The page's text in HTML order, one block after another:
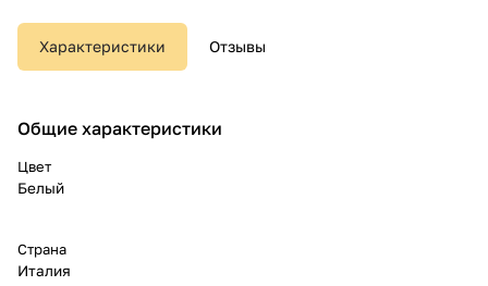
Характеристики Отзывы
Общие характеристики
Цвет
Белый
Страна
Италия